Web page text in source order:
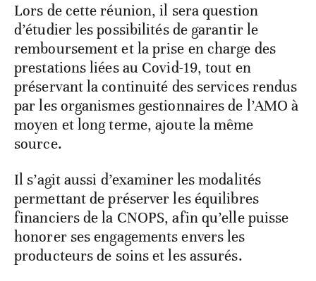
Lors de cette réunion, il sera question
d’étudier les possibilités de garantir le
remboursement et la prise en charge des
prestations liées au Covid-19, tout en
préservant la continuité des services rendus
par les organismes gestionnaires de l’AMO à
moyen et long terme, ajoute la même
source.
Il s’agit aussi d’examiner les modalités
permettant de préserver les équilibres
financiers de la CNOPS, afin qu’elle puisse
honorer ses engagements envers les
producteurs de soins et les assurés.